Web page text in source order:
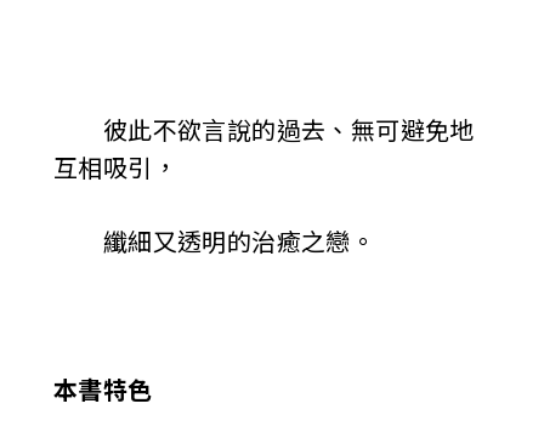
彼此不欲言說的過去、無可避免地
互相吸引，
纖細又透明的治癒之戀。
本書特色